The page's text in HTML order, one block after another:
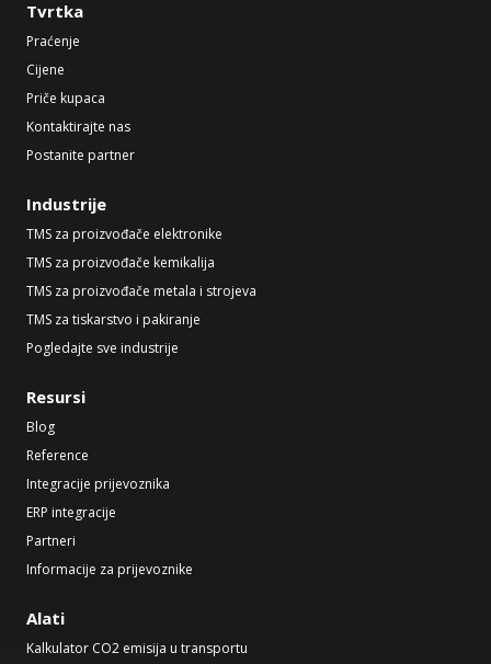
Tvrtka
Praćenje
Cijene
Priče kupaca
Kontaktirajte nas
Postanite partner
Industrije
TMS za proizvođače elektronike
TMS za proizvođače kemikalija
TMS za proizvođače metala i strojeva
TMS za tiskarstvo i pakiranje
Pogledajte sve industrije
Resursi
Blog
Reference
Integracije prijevoznika
ERP integracije
Partneri
Informacije za prijevoznike
Alati
Kalkulator CO2 emisija u transportu